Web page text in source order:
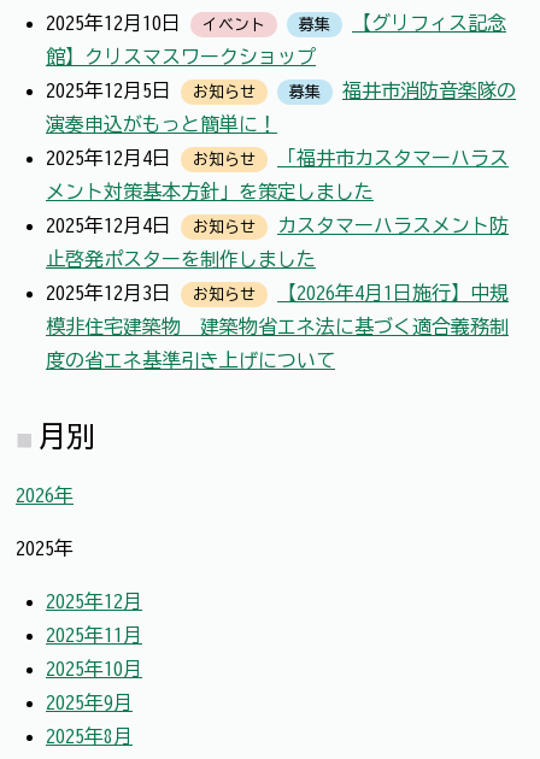
2025年12月10日
イベント 募集
【グリフィス記念
館】クリスマスワークショップ
2025年12月5日
お知らせ 募集
福井市消防音楽隊の
演奏申込がもっと簡単に！
2025年12月4日
お知らせ
「福井市カスタマーハラス
メント対策基本方針」を策定しました
2025年12月4日
お知らせ
カスタマーハラスメント防
止啓発ポスターを制作しました
2025年12月3日
お知らせ
【2026年4月1日施行】中規
模非住宅建築物 建築物省エネ法に基づく適合義務制
度の省エネ基準引き上げについて
月別
2026年
2025年
2025年12月
2025年11月
2025年10月
2025年9月
2025年8月